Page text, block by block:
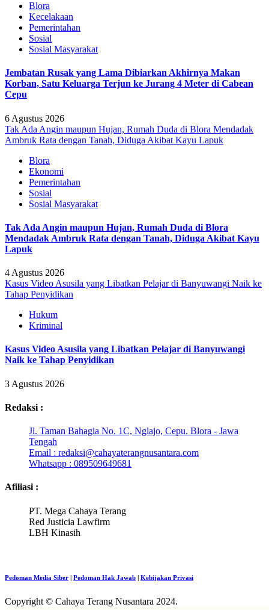
Blora
Kecelakaan
Pemerintahan
Sosial
Sosial Masyarakat
Jembatan Rusak yang Lama Dibiarkan Akhirnya Makan
Korban, Satu Keluarga Terjun ke Jurang 4 Meter di Cabean
Cepu
6 Agustus 2026
Tak Ada Angin maupun Hujan, Rumah Duda di Blora Mendadak
Ambruk Rata dengan Tanah, Diduga Akibat Kayu Lapuk
Blora
Ekonomi
Pemerintahan
Sosial
Sosial Masyarakat
Tak Ada Angin maupun Hujan, Rumah Duda di Blora
Mendadak Ambruk Rata dengan Tanah, Diduga Akibat Kayu
Lapuk
4 Agustus 2026
Kasus Video Asusila yang Libatkan Pelajar di Banyuwangi Naik ke
Tahap Penyidikan
Hukum
Kriminal
Kasus Video Asusila yang Libatkan Pelajar di Banyuwangi
Naik ke Tahap Penyidikan
3 Agustus 2026
Redaksi :
Jl. Taman Bahagia No. 1C, Nglajo, Cepu. Blora - Jawa
Tengah
Email : redaksi@cahayaterangnusantara.com
Whatsapp : 089509649681
Afiliasi :
PT. Mega Cahaya Terang
Red Justicia Lawfirm
LBH Kinasih
Pedoman Media Siber | Pedoman Hak Jawab | Kebijakan Privasi
Copyright © Cahaya Terang Nusantara 2024.